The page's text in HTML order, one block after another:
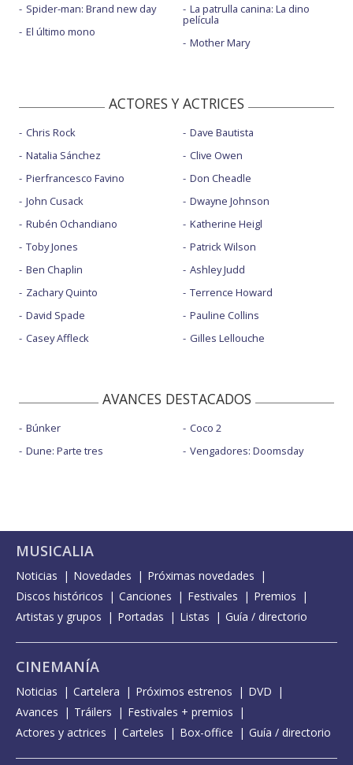
Spider-man: Brand new day
El último mono
La patrulla canina: La dino
película
Mother Mary
ACTORES Y ACTRICES
Chris Rock
Natalia Sánchez
Pierfrancesco Favino
John Cusack
Rubén Ochandiano
Toby Jones
Ben Chaplin
Zachary Quinto
David Spade
Casey Affleck
Dave Bautista
Clive Owen
Don Cheadle
Dwayne Johnson
Katherine Heigl
Patrick Wilson
Ashley Judd
Terrence Howard
Pauline Collins
Gilles Lellouche
AVANCES DESTACADOS
Búnker
Dune: Parte tres
Coco 2
Vengadores: Doomsday
MUSICALIA
Noticias Novedades
Próximas novedades
Discos históricos
Canciones Festivales
Premios
Artistas y grupos
Portadas Listas Guía / directorio
CINEMANÍA
Noticias Cartelera Próximos estrenos
DVD
Avances
Tráilers
Festivales + premios
Actores y actrices
Carteles Box-office Guía / directorio